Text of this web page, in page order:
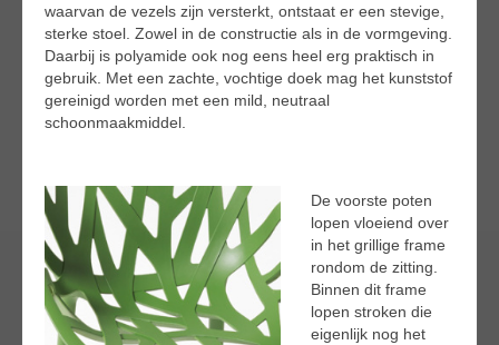
waarvan de vezels zijn versterkt, ontstaat er een stevige,
sterke stoel. Zowel in de constructie als in de vormgeving.
Daarbij is polyamide ook nog eens heel erg praktisch in
gebruik. Met een zachte, vochtige doek mag het kunststof
gereinigd worden met een mild, neutraal
schoonmaakmiddel.
De voorste poten
lopen vloeiend over
in het grillige frame
rondom de zitting.
Binnen dit frame
lopen stroken die
eigenlijk nog het